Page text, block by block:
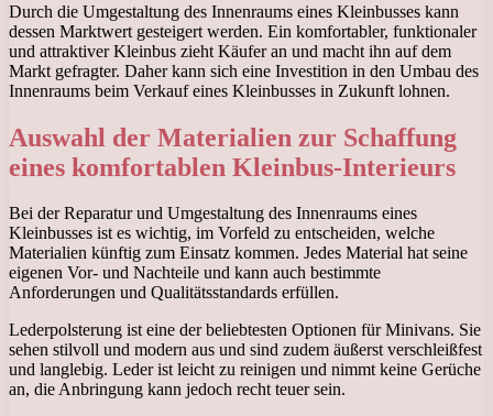
Durch die Umgestaltung des Innenraums eines Kleinbusses kann
dessen Marktwert gesteigert werden. Ein komfortabler, funktionaler
und attraktiver Kleinbus zieht Käufer an und macht ihn auf dem
Markt gefragter. Daher kann sich eine Investition in den Umbau des
Innenraums beim Verkauf eines Kleinbusses in Zukunft lohnen.
Auswahl der Materialien zur Schaffung
eines komfortablen Kleinbus-Interieurs
Bei der Reparatur und Umgestaltung des Innenraums eines
Kleinbusses ist es wichtig, im Vorfeld zu entscheiden, welche
Materialien künftig zum Einsatz kommen. Jedes Material hat seine
eigenen Vor- und Nachteile und kann auch bestimmte
Anforderungen und Qualitätsstandards erfüllen.
Lederpolsterung ist eine der beliebtesten Optionen für Minivans. Sie
sehen stilvoll und modern aus und sind zudem äußerst verschleißfest
und langlebig. Leder ist leicht zu reinigen und nimmt keine Gerüche
an, die Anbringung kann jedoch recht teuer sein.